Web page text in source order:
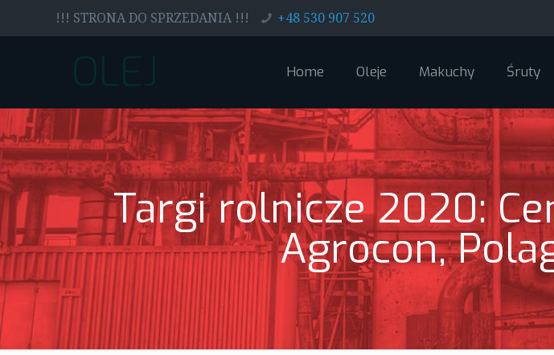
!!! STRONA DO SPRZEDANIA !!! +48 530 907 520
OLEJ Home Oleje Makuchy Śruty
Targi rolnicze 2020:
Agrocon,